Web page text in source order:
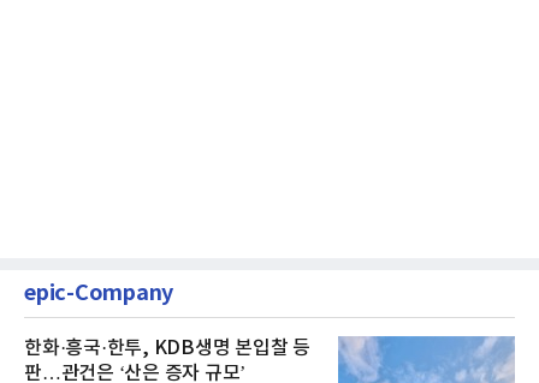
epic-Company
한화·흥국·한투, KDB생명 본입찰 등
판…관건은 ‘산은 증자 규모’